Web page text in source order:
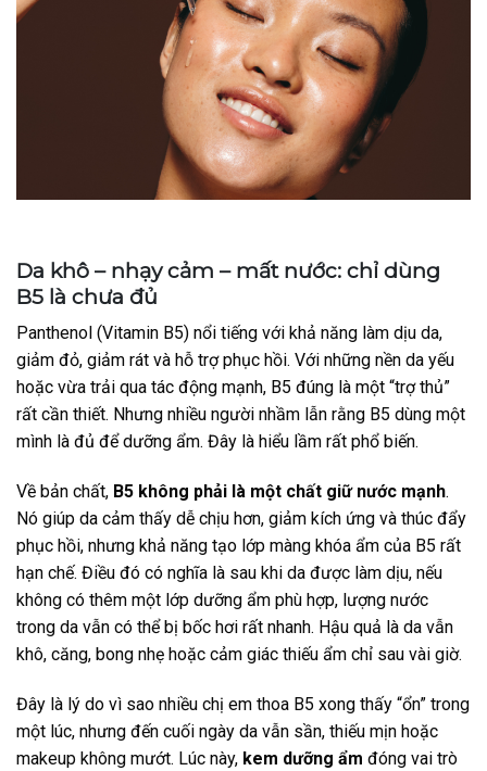
Da khô – nhạy cảm – mất nước: chỉ dùng
B5 là chưa đủ
Panthenol (Vitamin B5) nổi tiếng với khả năng làm dịu da,
giảm đỏ, giảm rát và hỗ trợ phục hồi. Với những nền da yếu
hoặc vừa trải qua tác động mạnh, B5 đúng là một “trợ thủ”
rất cần thiết. Nhưng nhiều người nhầm lẫn rằng B5 dùng một
mình là đủ để dưỡng ẩm. Đây là hiểu lầm rất phổ biến.
Về bản chất, B5 không phải là một chất giữ nước mạnh.
Nó giúp da cảm thấy dễ chịu hơn, giảm kích ứng và thúc đẩy
phục hồi, nhưng khả năng tạo lớp màng khóa ẩm của B5 rất
hạn chế. Điều đó có nghĩa là sau khi da được làm dịu, nếu
không có thêm một lớp dưỡng ẩm phù hợp, lượng nước
trong da vẫn có thể bị bốc hơi rất nhanh. Hậu quả là da vẫn
khô, căng, bong nhẹ hoặc cảm giác thiếu ẩm chỉ sau vài giờ.
Đây là lý do vì sao nhiều chị em thoa B5 xong thấy “ổn” trong
một lúc, nhưng đến cuối ngày da vẫn sần, thiếu mịn hoặc
makeup không mướt. Lúc này, kem dưỡng ẩm đóng vai trò